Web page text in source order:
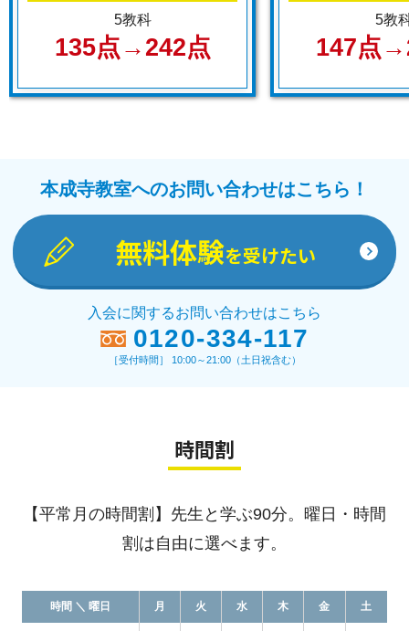
5教科
135点→242点
5教
147点
本成寺教室へのお問い合わせはこちら！
無料体験を受けたい
入会に関するお問い合わせはこちら
0120-334-117
［受付時間］ 10:00～21:00（土日祝含む）
時間割
【平常月の時間割】先生と学ぶ90分。曜日・時間
割は自由に選べます。
時間 ＼ 曜日 月 火 水 木 金 土